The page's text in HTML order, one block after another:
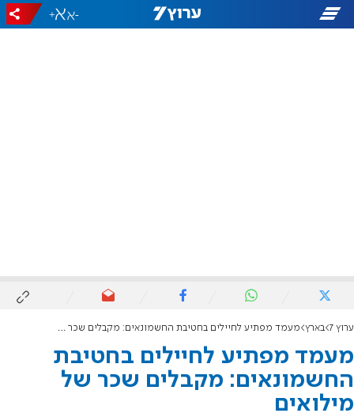
-
+
ערוץ 7 בארץ מעמד מפתיע לחיילים בחטיבת החשמונאים: מקבלים שכר של מילואים
מעמד מפתיע לחיילים בחטיבת
החשמונאים: מקבלים שכר של
מילואים